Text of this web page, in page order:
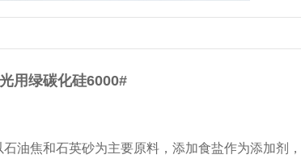
用绿碳化硅6000#
石油焦和石英砂为主要原料，添加食盐作为添加剂